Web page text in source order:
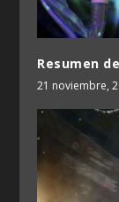
Resumen
21 noviembre,